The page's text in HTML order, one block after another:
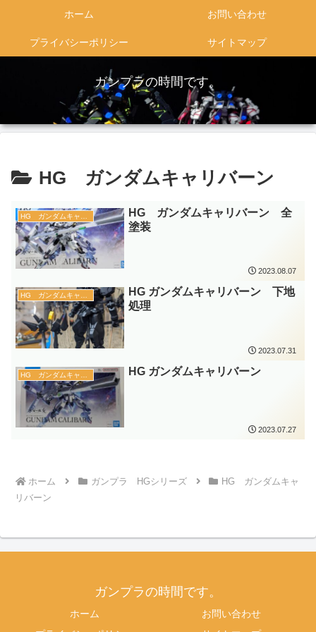
ガンプラの時間です。
ホーム お問い合わせ
プライバシーポリシー サイトマップ
HG ガンダムキャリバーン
HG ガンダムキャリバーン 全
塗装
2023.08.07
HG ガンダムキャリバーン
HG ガンダムキャリバーン 下地
処理
2023.07.31
HG ガンダムキャリバーン
2023.07.27
ホーム ガンプラ HGシリーズ
HG ガンダムキャ
リバーン
ガンプラの時間です。
ホーム
お問い合わせ